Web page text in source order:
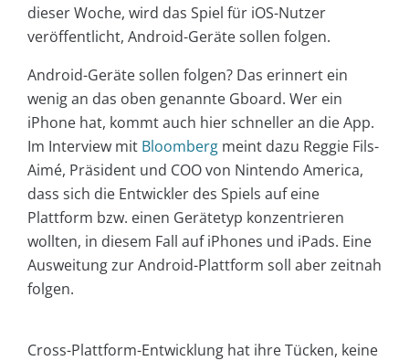
dieser Woche, wird das Spiel für iOS-Nutzer
veröffentlicht, Android-Geräte sollen folgen.
Android-Geräte sollen folgen? Das erinnert ein
wenig an das oben genannte Gboard. Wer ein
iPhone hat, kommt auch hier schneller an die App.
Im Interview mit Bloomberg meint dazu Reggie Fils-
Aimé, Präsident und COO von Nintendo America,
dass sich die Entwickler des Spiels auf eine
Plattform bzw. einen Gerätetyp konzentrieren
wollten, in diesem Fall auf iPhones und iPads. Eine
Ausweitung zur Android-Plattform soll aber zeitnah
folgen.
Cross-Plattform-Entwicklung hat ihre Tücken, keine